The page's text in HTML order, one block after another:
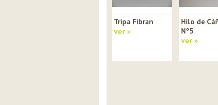
Tripa Fibran
ver »
Hilo de
Nº5
ver »